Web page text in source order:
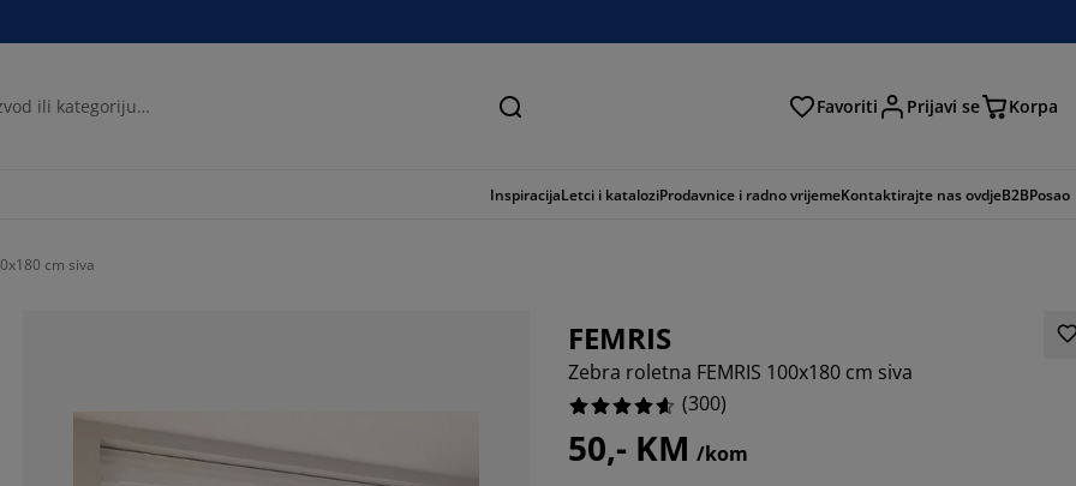
Traži Favoriti Prijavi se Korpa
InspiracijaLetci i kataloziProdavnice i radno vrijemeKontaktirajte nas ovdjeB2BPosao
cm siva
FEMRIS
Zebra roletna FEMRIS 100x180 cm siva
(300)
50,- KM /kom